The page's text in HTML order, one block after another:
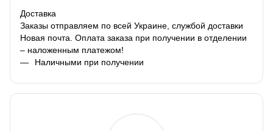
Доставка
Заказы отправляем по всей Украине, службой доставки
Новая почта. Оплата заказа при получении в отделении
– наложенным платежом!
Наличными при получении